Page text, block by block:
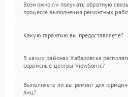
Возможно ли получать обратную
процессе выполнения ремонтных
Какую гарантию вы предоставляете?
В каких районах Хабаровска
сервисные центры ViewSonic?
Выполняете ли вы ремонт для
лиц?